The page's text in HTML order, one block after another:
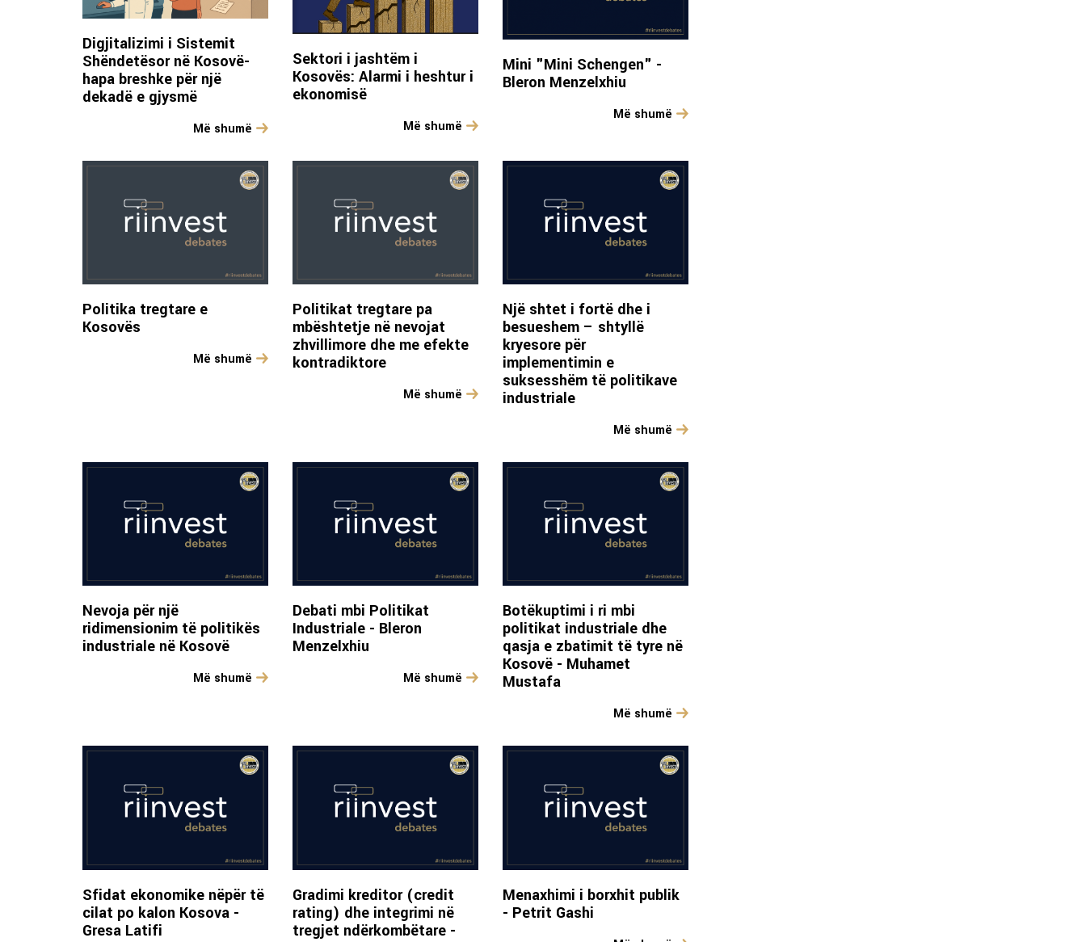
Digjitalizimi i Sistemit
Shëndetësor në Kosovë-
hapa breshke për një
dekadë e gjysmë
Më shumë
Sektori i jashtëm i
Kosovës: Alarmi i heshtur i
ekonomisë
Më shumë
Mini "Mini Schengen" -
Bleron Menzelxhiu
Më shumë
Politika tregtare e
Kosovës
Më shumë
Politikat tregtare pa
mbështetje në nevojat
zhvillimore dhe me efekte
kontradiktore
Më shumë
Një shtet i fortë dhe i
besueshem – shtyllë
kryesore për
implementimin e
suksesshëm të politikave
industriale
Më shumë
Nevoja për një
ridimensionim të politikës
industriale në Kosovë
Më shumë
Debati mbi Politikat
Industriale - Bleron
Menzelxhiu
Më shumë
Botëkuptimi i ri mbi
politikat industriale dhe
qasja e zbatimit të tyre në
Kosovë - Muhamet
Mustafa
Më shumë
Sfidat ekonomike nëpër të
cilat po kalon Kosova -
Gresa Latifi
Gradimi kreditor (credit
rating) dhe integrimi në
tregjet ndërkombëtare -
Menaxhimi i borxhit publik
- Petrit Gashi